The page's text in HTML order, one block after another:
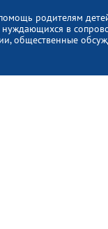
родителям
нуждающихся в
общественные